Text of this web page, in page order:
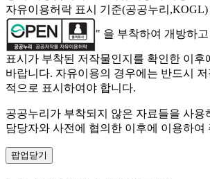
자유이용허락 표시 기준(공공누리,KOGL)
" 을 부착하여 개방하
표시가 부착된 저작물인지를 확인한 이후
바랍니다. 자유이용의 경우에는 반드시 저
적으로 표시하여야 합니다.
공공누리가 부착되지 않은 자료들을 사용
담당자와 사전에 협의한 이후에 이용하여
팝업닫기